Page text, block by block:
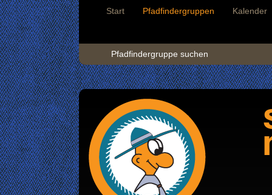
Start Pfadfindergruppen Kalender
Pfadfindergruppe suchen